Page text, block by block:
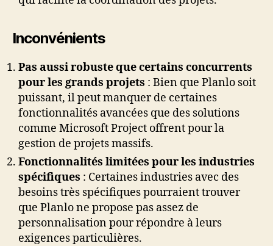
Inconvénients
Pas aussi robuste que certains concurrents
pour les grands projets : Bien que Planlo soit
puissant, il peut manquer de certaines
fonctionnalités avancées que des solutions
comme Microsoft Project offrent pour la
gestion de projets massifs.
Fonctionnalités limitées pour les industries
spécifiques : Certaines industries avec des
besoins très spécifiques pourraient trouver
que Planlo ne propose pas assez de
personnalisation pour répondre à leurs
exigences particulières.